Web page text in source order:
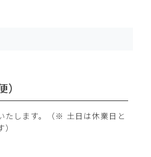
）
たします。（※ 土日は休業日と